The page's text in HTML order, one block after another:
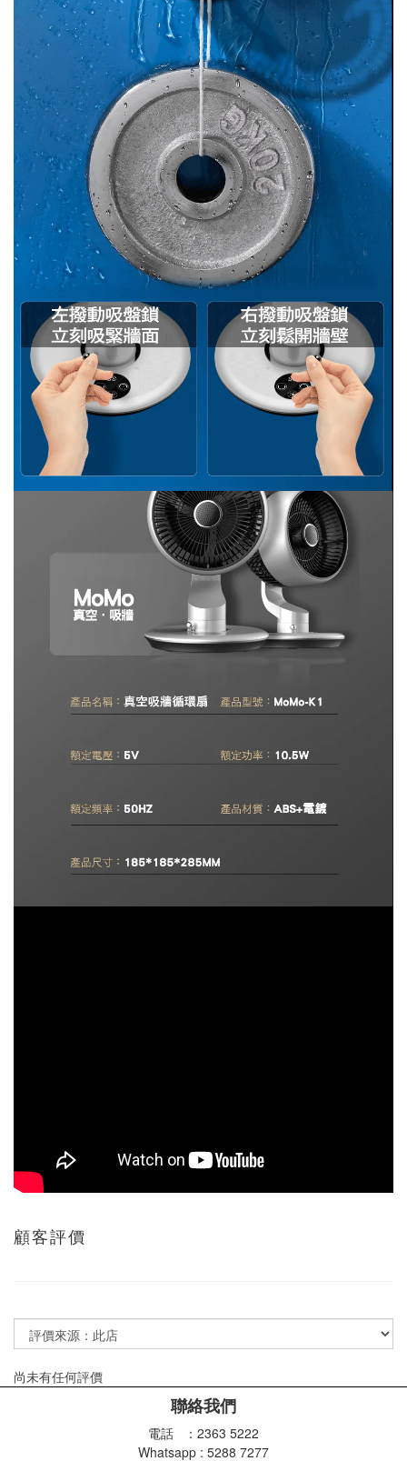
顧客評價
尚未有任何評價
聯絡我們
電話 ：2363 5222
Whatsapp : 5288 7277